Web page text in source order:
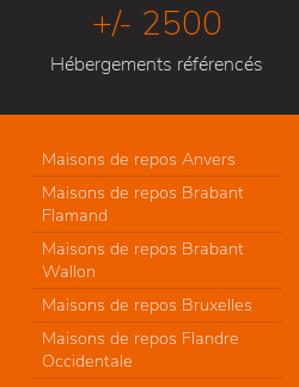
+/- 2500
Hébergements référencés
Maisons de repos Anvers
Maisons de repos Brabant
Flamand
Maisons de repos Brabant
Wallon
Maisons de repos Bruxelles
Maisons de repos Flandre
Occidentale